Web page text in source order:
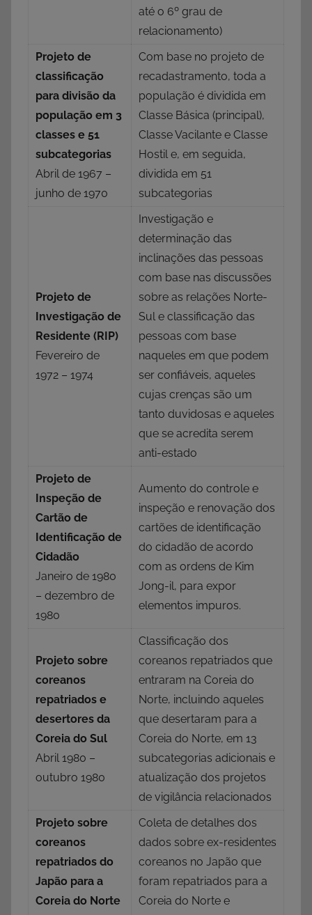
até o 6º grau de
relacionamento)
Projeto de
classificação
para divisão da
população em 3
classes e 51
subcategorias
Abril de 1967 –
junho de 1970
Com base no projeto de
recadastramento, toda a
população é dividida em
Classe Básica (principal),
Classe Vacilante e Classe
Hostil e, em seguida,
dividida em 51
subcategorias
Projeto de
Investigação de
Residente (RIP)
Fevereiro de
1972 – 1974
Investigação e
determinação das
inclinações das pessoas
com base nas discussões
sobre as relações Norte-
Sul e classificação das
pessoas com base
naqueles em que podem
ser confiáveis, aqueles
cujas crenças são um
tanto duvidosas e aqueles
que se acredita serem
anti-estado
Projeto de
Inspeção de
Cartão de
Identificação de
Cidadão
Janeiro de 1980
– dezembro de
1980
Aumento do controle e
inspeção e renovação dos
cartões de identificação
do cidadão de acordo
com as ordens de Kim
Jong-il, para expor
elementos impuros.
Projeto sobre
coreanos
repatriados e
desertores da
Coreia do Sul
Abril 1980 –
outubro 1980
Classificação dos
coreanos repatriados que
entraram na Coreia do
Norte, incluindo aqueles
que desertaram para a
Coreia do Norte, em 13
subcategorias adicionais e
atualização dos projetos
de vigilância relacionados
Projeto sobre
coreanos
repatriados do
Japão para a
Coreia do Norte
Coleta de detalhes dos
dados sobre ex-residentes
coreanos no Japão que
foram repatriados para a
Coreia do Norte e